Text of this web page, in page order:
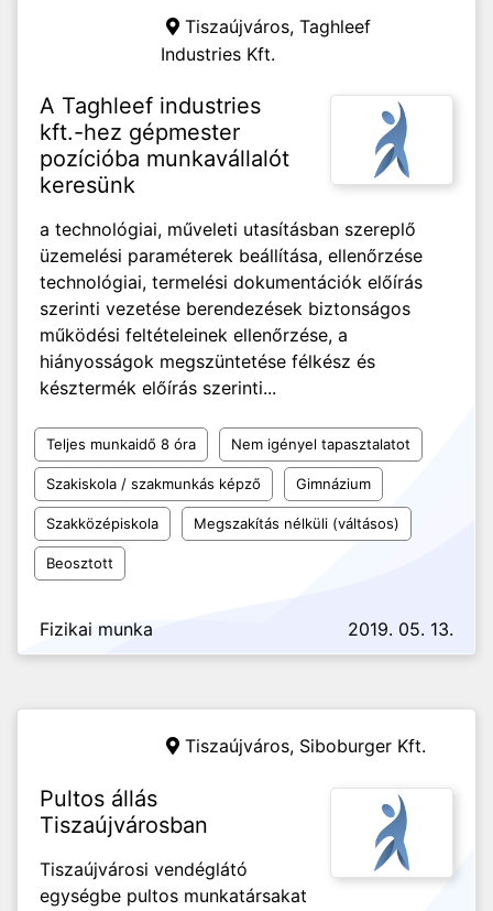
Tiszaújváros, Taghleef
Industries Kft.
A Taghleef industries
kft.-hez gépmester
pozícióba munkavállalót
keresünk
a technológiai, műveleti utasításban szereplő
üzemelési paraméterek beállítása, ellenőrzése
technológiai, termelési dokumentációk előírás
szerinti vezetése berendezések biztonságos
működési feltételeinek ellenőrzése, a
hiányosságok megszüntetése félkész és
késztermék előírás szerinti...
Teljes munkaidő 8 óra Nem igényel tapasztalatot
Szakiskola / szakmunkás képző Gimnázium
Szakközépiskola Megszakítás nélküli (váltásos)
Beosztott
Fizikai munka 2019. 05. 13.
Tiszaújváros, Siboburger Kft.
Pultos állás
Tiszaújvárosban
Tiszaújvárosi vendéglátó
egységbe pultos munkatársakat